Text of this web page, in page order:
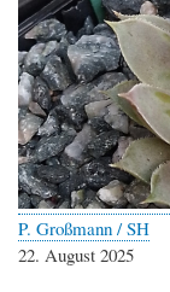
P. Großmann / SH
22. August 2025